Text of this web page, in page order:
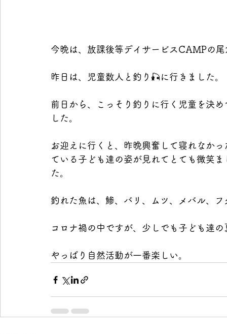
今晩は、放課後等デイサービスCAMPの尾
昨日は、児童数人と釣り🎣に行きました。
前日から、こっそり釣りに行く児童を決
した。
お迎えに行くと、昨晩興奮して寝れなか
ている子ども達の姿が見れてとても微笑
た。
釣れた魚は、鯵、バリ、ムツ、メバル、
コロナ禍の中ですが、少しでも子ども達
やっぱり自然活動が一番楽しい。